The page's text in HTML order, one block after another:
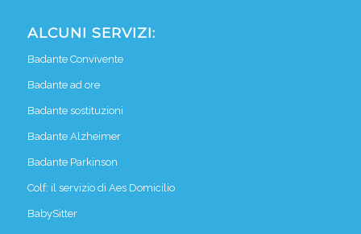
ALCUNI SERVIZI:
Badante Convivente
Badante ad ore
Badante sostituzioni
Badante Alzheimer
Badante Parkinson
Colf: il servizio di Aes Domicilio
BabySitter